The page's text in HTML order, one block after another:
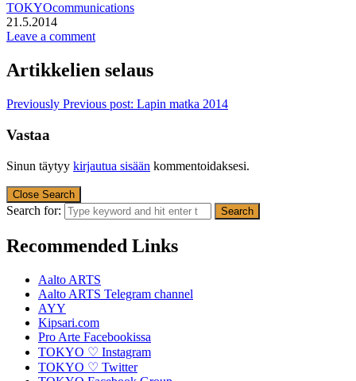
TOKYOcommunications
21.5.2014
Leave a comment
Artikkelien selaus
Previously Previous post: Lapin matka 2014
Vastaa
Sinun täytyy kirjautua sisään kommentoidaksesi.
Close Search
Search for:
Recommended Links
Aalto ARTS
Aalto ARTS Telegram channel
AYY
Kipsari.com
Pro Arte Facebookissa
TOKYO ♡ Instagram
TOKYO ♡ Twitter